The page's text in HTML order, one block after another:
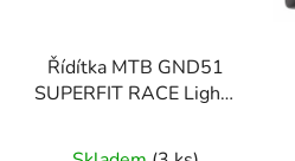
Řídítka MTB GND51
SUPERFIT RACE Light ,
720/20mm , barva